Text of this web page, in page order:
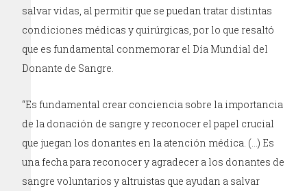
salvar vidas, al permitir que se puedan tratar distintas
condiciones médicas y quirúrgicas, por lo que resaltó
que es fundamental conmemorar el Día Mundial del
Donante de Sangre.
“Es fundamental crear conciencia sobre la importancia
de la donación de sangre y reconocer el papel crucial
que juegan los donantes en la atención médica. (…) Es
una fecha para reconocer y agradecer a los donantes de
sangre voluntarios y altruistas que ayudan a salvar